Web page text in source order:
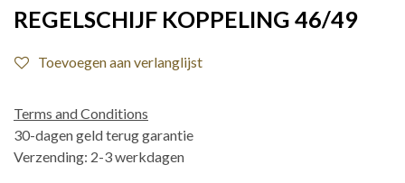
REGELSCHIJF KOPPELING 46/49
Toevoegen aan verlanglijst
Terms and Conditions
30-dagen geld terug garantie
Verzending: 2-3 werkdagen